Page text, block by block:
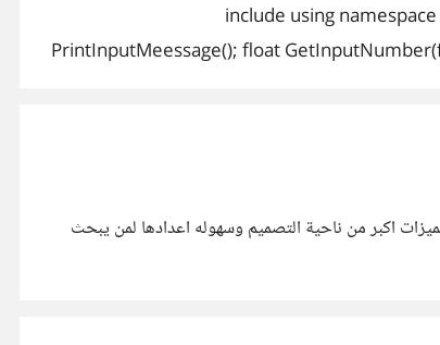
لدي تمرين في سي ++ ولكن لدي خطا في ان دالة حساب المتوسط لا تعمل هل يمكن لاحد تصحيحها لي او تحسين الكود لي وشكرا { #include using namespace std; void
PrintInputMeessage(); float
اكبر من ناحية التصميم وسهوله اعدادها لمن يبحث